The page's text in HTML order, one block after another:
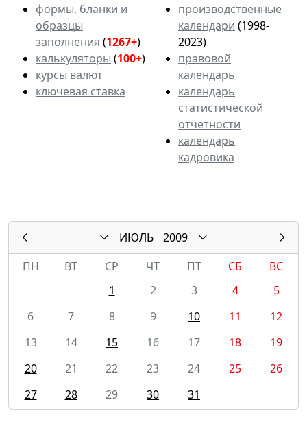
формы, бланки и
образцы
заполнения (1267+)
калькуляторы (100+)
курсы валют
ключевая ставка
производственные
календари (1998-
2023)
правовой
календарь
календарь
статистической
отчетности
календарь
кадровика
ИЮЛЬ
2009
ПН
ВТ СР ЧТ ПТ СБ
ВС
1
2 3 4
5
6
7 8 9 10 11
12
13
14 15 16 17 18
19
20
21 22 23 24 25
26
27
28 29 30 31